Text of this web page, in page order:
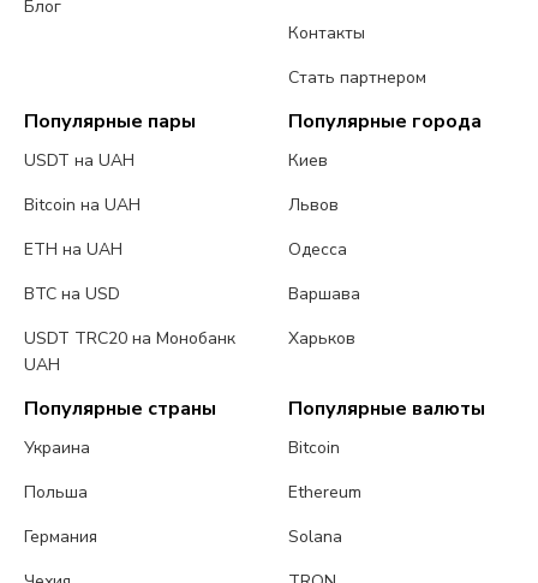
Блог
Контакты
Стать партнером
Популярные пары
USDT на UAH
Bitcoin на UAH
ETH на UAH
BTC на USD
USDT TRC20 на Монобанк
UAH
Популярные города
Киев
Львов
Одесса
Варшава
Харьков
Популярные страны
Украина
Польша
Германия
Популярные валюты
Bitcoin
Ethereum
Solana